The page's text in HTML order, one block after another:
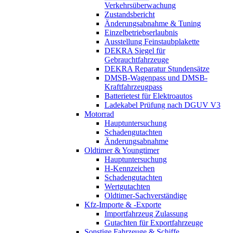
Verkehrsüberwachung
Zustandsbericht
Änderungsabnahme & Tuning
Einzelbetriebserlaubnis
Ausstellung Feinstaubplakette
DEKRA Siegel für
Gebrauchtfahrzeuge
DEKRA Reparatur Stundensätze
DMSB-Wagenpass und DMSB-
Kraftfahrzeugpass
Batterietest für Elektroautos
Ladekabel Prüfung nach DGUV V3
Motorrad
Hauptuntersuchung
Schadengutachten
Änderungsabnahme
Oldtimer & Youngtimer
Hauptuntersuchung
H-Kennzeichen
Schadengutachten
Wertgutachten
Oldtimer-Sachverständige
Kfz-Importe & -Exporte
Importfahrzeug Zulassung
Gutachten für Exportfahrzeuge